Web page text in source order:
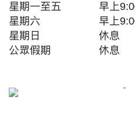
星期一至五
早上
星期六
早上
星期日
休息
公眾假期
休息